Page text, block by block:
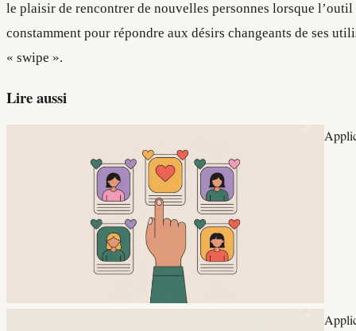
le plaisir de rencontrer de nouvelles personnes lorsque
constamment pour répondre aux désirs changeants de ses
« swipe ».
Lire aussi